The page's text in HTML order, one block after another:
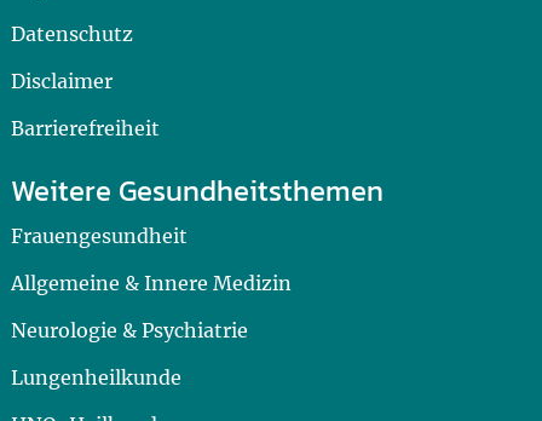
Datenschutz
Disclaimer
Barrierefreiheit
Weitere Gesundheitsthemen
Frauengesundheit
Allgemeine & Innere Medizin
Neurologie & Psychiatrie
Lungenheilkunde